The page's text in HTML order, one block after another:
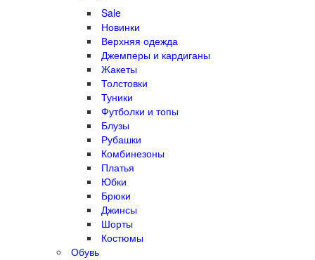
Sale
Новинки
Верхняя одежда
Джемперы и кардиганы
Жакеты
Толстовки
Туники
Футболки и топы
Блузы
Рубашки
Комбинезоны
Платья
Юбки
Брюки
Джинсы
Шорты
Костюмы
Обувь